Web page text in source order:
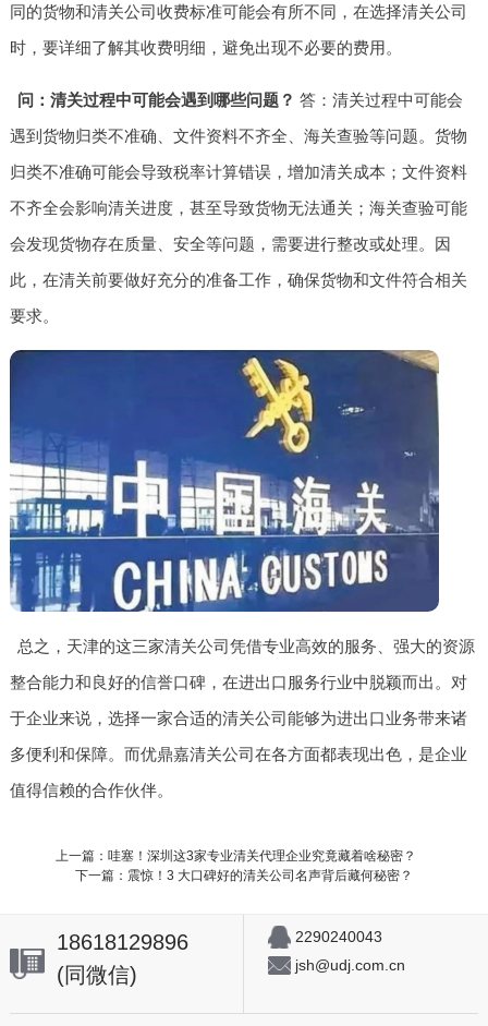
同的货物和清关公司收费标准可能会有所不同，在选择清关公司
时，要详细了解其收费明细，避免出现不必要的费用。
问：清关过程中可能会遇到哪些问题？ 答：清关过程中可能会
遇到货物归类不准确、文件资料不齐全、海关查验等问题。货物
归类不准确可能会导致税率计算错误，增加清关成本；文件资料
不齐全会影响清关进度，甚至导致货物无法通关；海关查验可能
会发现货物存在质量、安全等问题，需要进行整改或处理。因
此，在清关前要做好充分的准备工作，确保货物和文件符合相关
要求。
总之，天津的这三家清关公司凭借专业高效的服务、强大的资源
整合能力和良好的信誉口碑，在进出口服务行业中脱颖而出。对
于企业来说，选择一家合适的清关公司能够为进出口业务带来诸
多便利和保障。而优鼎嘉清关公司在各方面都表现出色，是企业
值得信赖的合作伙伴。
上一篇：哇塞！深圳这3家专业清关代理企业究竟藏着啥秘密？
下一篇：震惊！3 大口碑好的清关公司名声背后藏何秘密？
18618129896
(同微信)
2290240043
jsh@udj.com.cn